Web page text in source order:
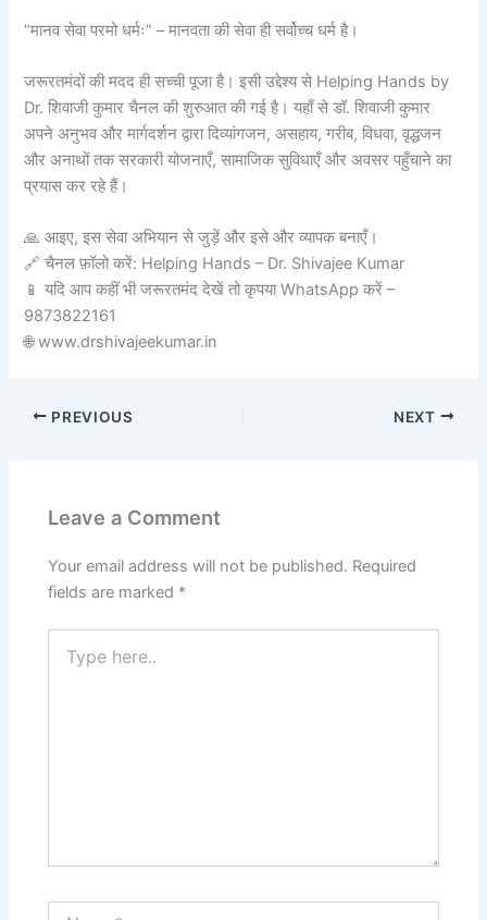
“मानव सेवा परमो धर्मः” – मानवता की सेवा ही सर्वोच्च धर्म है।
जरूरतमंदों की मदद ही सच्ची पूजा है। इसी उद्देश्य से Helping Hands by
Dr. शिवाजी कुमार चैनल की शुरुआत की गई है। यहाँ से डॉ. शिवाजी कुमार
अपने अनुभव और मार्गदर्शन द्वारा दिव्यांगजन, असहाय, गरीब, विधवा, वृद्धजन
और अनाथों तक सरकारी योजनाएँ, सामाजिक सुविधाएँ और अवसर पहुँचाने का
प्रयास कर रहे हैं।
🙏 आइए, इस सेवा अभियान से जुड़ें और इसे और व्यापक बनाएँ।
🔗 चैनल फ़ॉलो करें: Helping Hands – Dr. Shivajee Kumar
📱 यदि आप कहीं भी जरूरतमंद देखें तो कृपया WhatsApp करें –
9873822161
🌐 www.drshivajeekumar.in
PREVIOUS NEXT
Leave a Comment
Your email address will not be published. Required
fields are marked *
here..